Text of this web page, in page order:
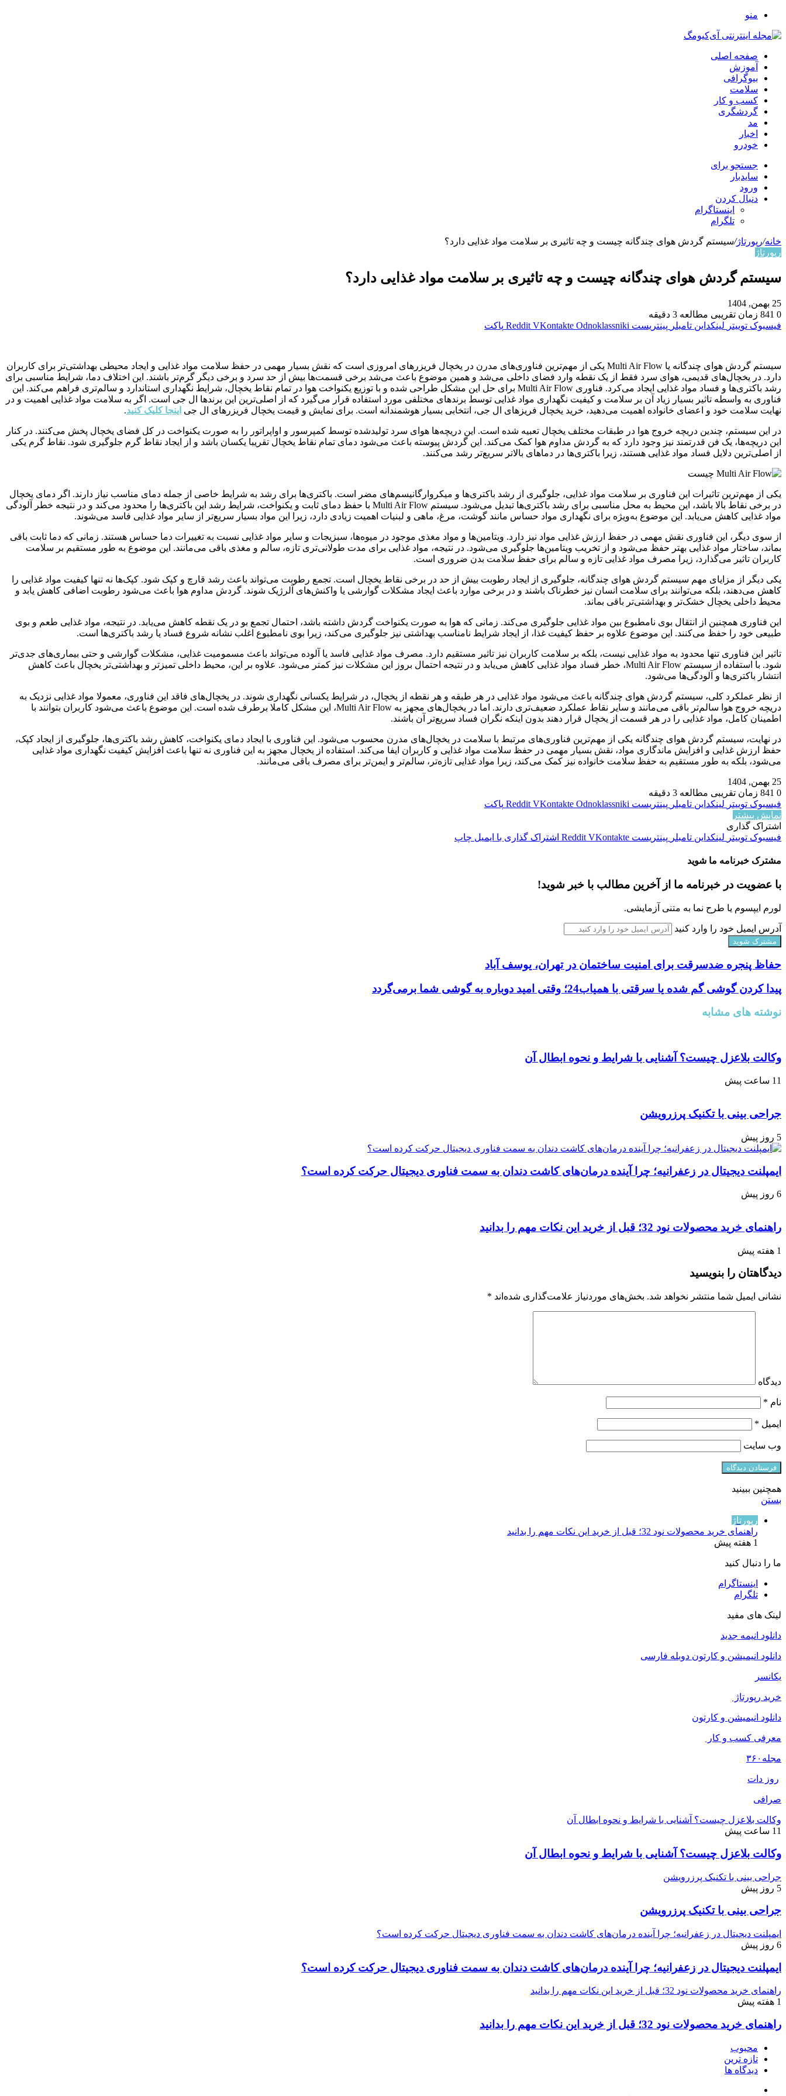
منو
صفحه اصلی
آموزش
بیوگرافی
سلامت
کسب و کار
گردشگری
مد
اخبار
خودرو
جستجو برای
سایدبار
ورود
دنبال کردن
اینستاگرام
تلگرام
خانه/رپورتاژ/سیستم گردش هوای چندگانه چیست و چه تاثیری بر سلامت مواد غذایی دارد؟
رپورتاژ
سیستم گردش هوای چندگانه چیست و چه تاثیری بر سلامت مواد غذایی دارد؟
25 بهمن, 1404
0
زمان تقریبی مطالعه 3 دقیقه
فیسبوک توییتر لینکداین تامبلر پینتریست Reddit VKontakte Odnoklassniki پاکت
سیستم گردش هوای چندگانه یا
یکی از مهم‌ترین فناوری‌های مدرن در یخچال فریزرهای امروزی است که نقش بسیار مهمی در حفظ سلامت مواد غذایی و ایجاد محیطی بهداشتی‌تر برای کاربران
دارد. در یخچال‌های قدیمی، هوای سرد فقط از یک نقطه وارد فضای داخلی می‌شد و همین موضوع باعث می‌شد برخی قسمت‌ها بیش از حد سرد و برخی دیگر گرم‌تر باشند. این اختلاف دما، شرایط مناسبی برای
رشد باکتری‌ها و فساد مواد غذایی ایجاد می‌کرد. فناوری
برای حل این مشکل طراحی شده و با توزیع یکنواخت هوا در تمام نقاط یخچال، شرایط نگهداری استاندارد و سالم‌تری فراهم می‌کند. این
فناوری به واسطه تاثیر بسیار زیاد آن بر سلامت و کیفیت نگهداری مواد غذایی توسط برندهای مختلفی مورد استفاده قرار می‌گیرد که از اصلی‌ترین این برندها ال جی است. اگر به سلامت مواد غذایی اهمیت و در
نهایت سلامت خود و اعضای خانواده اهمیت می‌دهید، خرید یخچال فریزهای ال جی، انتخابی بسیار هوشمندانه است. برای نمایش و قیمت یخچال فریزرهای ال جی اینجا کلیک کنید.
در این سیستم، چندین دریچه خروج هوا در طبقات مختلف یخچال تعبیه شده است. این دریچه‌ها هوای سرد تولیدشده توسط کمپرسور و اواپراتور را به صورت یکنواخت در کل فضای یخچال پخش می‌کنند. در کنار
این دریچه‌ها، یک فن قدرتمند نیز وجود دارد که به گردش مداوم هوا کمک می‌کند. این گردش پیوسته باعث می‌شود دمای تمام نقاط یخچال تقریبا یکسان باشد و از ایجاد نقاط گرم جلوگیری شود. نقاط گرم یکی
از اصلی‌ترین دلایل فساد مواد غذایی هستند، زیرا باکتری‌ها در دماهای بالاتر سریع‌تر رشد می‌کنند.
یکی از مهم‌ترین تاثیرات این فناوری بر سلامت مواد غذایی، جلوگیری از رشد باکتری‌ها و میکروارگانیسم‌های مضر است. باکتری‌ها برای رشد به شرایط خاصی از جمله دمای مناسب نیاز دارند. اگر دمای یخچال
در برخی نقاط بالا باشد، این محیط به محل مناسبی برای رشد باکتری‌ها تبدیل می‌شود. سیستم
با حفظ دمای ثابت و یکنواخت، شرایط رشد این باکتری‌ها را محدود می‌کند و در نتیجه خطر آلودگی
مواد غذایی کاهش می‌یابد. این موضوع به‌ویژه برای نگهداری مواد حساس مانند گوشت، مرغ، ماهی و لبنیات اهمیت زیادی دارد، زیرا این مواد بسیار سریع‌تر از سایر مواد غذایی فاسد می‌شوند.
از سوی دیگر، این فناوری نقش مهمی در حفظ ارزش غذایی مواد نیز دارد. ویتامین‌ها و مواد مغذی موجود در میوه‌ها، سبزیجات و سایر مواد غذایی نسبت به تغییرات دما حساس هستند. زمانی که دما ثابت باقی
بماند، ساختار مواد غذایی بهتر حفظ می‌شود و از تخریب ویتامین‌ها جلوگیری می‌شود. در نتیجه، مواد غذایی برای مدت طولانی‌تری تازه، سالم و مغذی باقی می‌مانند. این موضوع به طور مستقیم بر سلامت
کاربران تاثیر می‌گذارد، زیرا مصرف مواد غذایی تازه و سالم برای حفظ سلامت بدن ضروری است.
یکی دیگر از مزایای مهم سیستم گردش هوای چندگانه، جلوگیری از ایجاد رطوبت بیش از حد در برخی نقاط یخچال است. تجمع رطوبت می‌تواند باعث رشد قارچ و کپک شود. کپک‌ها نه تنها کیفیت مواد غذایی را
کاهش می‌دهند، بلکه می‌توانند برای سلامت انسان نیز خطرناک باشند و در برخی موارد باعث ایجاد مشکلات گوارشی یا واکنش‌های آلرژیک شوند. گردش مداوم هوا باعث می‌شود رطوبت اضافی کاهش یابد و
محیط داخلی یخچال خشک‌تر و بهداشتی‌تر باقی بماند.
این فناوری همچنین از انتقال بوی نامطبوع بین مواد غذایی جلوگیری می‌کند. زمانی که هوا به صورت یکنواخت گردش داشته باشد، احتمال تجمع بو در یک نقطه کاهش می‌یابد. در نتیجه، مواد غذایی طعم و بوی
طبیعی خود را حفظ می‌کنند. این موضوع علاوه بر حفظ کیفیت غذا، از ایجاد شرایط نامناسب بهداشتی نیز جلوگیری می‌کند، زیرا بوی نامطبوع اغلب نشانه شروع فساد یا رشد باکتری‌ها است.
تاثیر این فناوری تنها محدود به مواد غذایی نیست، بلکه بر سلامت کاربران نیز تاثیر مستقیم دارد. مصرف مواد غذایی فاسد یا آلوده می‌تواند باعث مسمومیت غذایی، مشکلات گوارشی و حتی بیماری‌های جدی‌تر
شود. با استفاده از سیستم
، خطر فساد مواد غذایی کاهش می‌یابد و در نتیجه احتمال بروز این مشکلات نیز کمتر می‌شود. علاوه بر این، محیط داخلی تمیزتر و بهداشتی‌تر یخچال باعث کاهش
انتشار باکتری‌ها و آلودگی‌ها می‌شود.
از نظر عملکرد کلی، سیستم گردش هوای چندگانه باعث می‌شود مواد غذایی در هر طبقه و هر نقطه از یخچال، در شرایط یکسانی نگهداری شوند. در یخچال‌های فاقد این فناوری، معمولا مواد غذایی نزدیک به
دریچه خروج هوا سالم‌تر باقی می‌مانند و سایر نقاط عملکرد ضعیف‌تری دارند. اما در یخچال‌های مجهز به
، این مشکل کاملا برطرف شده است. این موضوع باعث می‌شود کاربران بتوانند با
اطمینان کامل، مواد غذایی را در هر قسمت از یخچال قرار دهند بدون اینکه نگران فساد سریع‌تر آن باشند.
در نهایت، سیستم گردش هوای چندگانه یکی از مهم‌ترین فناوری‌های مرتبط با سلامت در یخچال‌های مدرن محسوب می‌شود. این فناوری با ایجاد دمای یکنواخت، کاهش رشد باکتری‌ها، جلوگیری از ایجاد کپک،
حفظ ارزش غذایی و افزایش ماندگاری مواد، نقش بسیار مهمی در حفظ سلامت مواد غذایی و کاربران ایفا می‌کند. استفاده از یخچال مجهز به این فناوری نه تنها باعث افزایش کیفیت نگهداری مواد غذایی
می‌شود، بلکه به طور مستقیم به حفظ سلامت خانواده نیز کمک می‌کند، زیرا مواد غذایی تازه‌تر، سالم‌تر و ایمن‌تر برای مصرف باقی می‌مانند.
25 بهمن, 1404
0
زمان تقریبی مطالعه 3 دقیقه
فیسبوک توییتر لینکداین تامبلر پینتریست Reddit VKontakte Odnoklassniki
پاکت
نمایش بیشتر
اشتراک گذاری
فیسبوک توییتر لینکداین تامبلر پینتریست Reddit VKontakte اشتراک گذاری با ایمیل چاپ
مشترک خبرنامه ما شوید
با عضویت در خبرنامه ما از آخرین مطالب با خبر شوید!
لورم ایپسوم یا طرح‌ نما به متنی آزمایشی.
آدرس ایمیل خود را وارد کنید
حفاظ پنجره ضدسرقت برای امنیت ساختمان در تهران، یوسف آباد
پیدا کردن گوشی گم شده یا سرقتی با همیاب24؛ وقتی امید دوباره به گوشی شما برمی‌گردد
نوشته های مشابه
وکالت بلاعزل چیست؟ آشنایی با شرایط و نحوه ابطال آن
11 ساعت پیش
جراحی بینی با تکنیک پرزرویشن
5 روز پیش
ایمپلنت دیجیتال در زعفرانیه؛ چرا آینده درمان‌های کاشت دندان به سمت فناوری دیجیتال حرکت کرده است؟
6 روز پیش
راهنمای خرید محصولات نود 32؛ قبل از خرید این نکات مهم را بدانید
1 هفته پیش
دیدگاهتان را بنویسید
نشانی ایمیل شما منتشر نخواهد شد. بخش‌های موردنیاز علامت‌گذاری شده‌اند *
دیدگاه
نام *
ایمیل *
وب‌ سایت
همچنین ببینید
بستن
رپورتاژ
راهنمای خرید محصولات نود 32؛ قبل از خرید این نکات مهم را بدانید
1 هفته پیش
ما را دنبال کنید
اینستاگرام
تلگرام
لینک های مفید
دانلود انیمه جدید
دانلود انیمیشن و کارتون دوبله فارسی
یکانسر
خرید رپورتاژ
دانلود انیمیشن و کارتون
معرفی کسب و کار
مجله ۳۶۰
روز دات
صرافی
وکالت بلاعزل چیست؟ آشنایی با شرایط و نحوه ابطال آن
11 ساعت پیش
وکالت بلاعزل چیست؟ آشنایی با شرایط و نحوه ابطال آن
جراحی بینی با تکنیک پرزرویشن
5 روز پیش
جراحی بینی با تکنیک پرزرویشن
ایمپلنت دیجیتال در زعفرانیه؛ چرا آینده درمان‌های کاشت دندان به سمت فناوری دیجیتال حرکت کرده است؟
6 روز پیش
ایمپلنت دیجیتال در زعفرانیه؛ چرا آینده درمان‌های کاشت دندان به سمت فناوری دیجیتال حرکت کرده است؟
راهنمای خرید محصولات نود 32؛ قبل از خرید این نکات مهم را بدانید
1 هفته پیش
راهنمای خرید محصولات نود 32؛ قبل از خرید این نکات مهم را بدانید
محبوب
تازه ترین
دیدگاه ها